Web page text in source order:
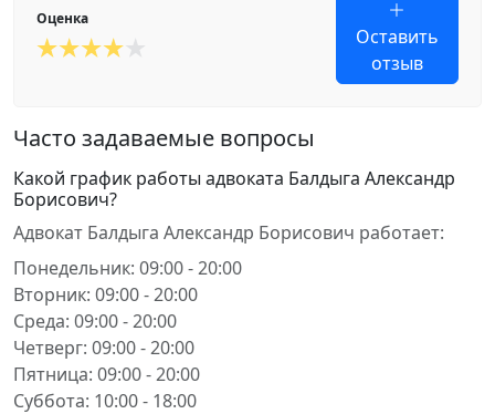
Оценка
Оставить
отзыв
Часто задаваемые вопросы
Какой график работы адвоката Балдыга Александр
Борисович?
Адвокат Балдыга Александр Борисович работает:
Понедельник: 09:00 - 20:00
Вторник: 09:00 - 20:00
Среда: 09:00 - 20:00
Четверг: 09:00 - 20:00
Пятница: 09:00 - 20:00
Суббота: 10:00 - 18:00